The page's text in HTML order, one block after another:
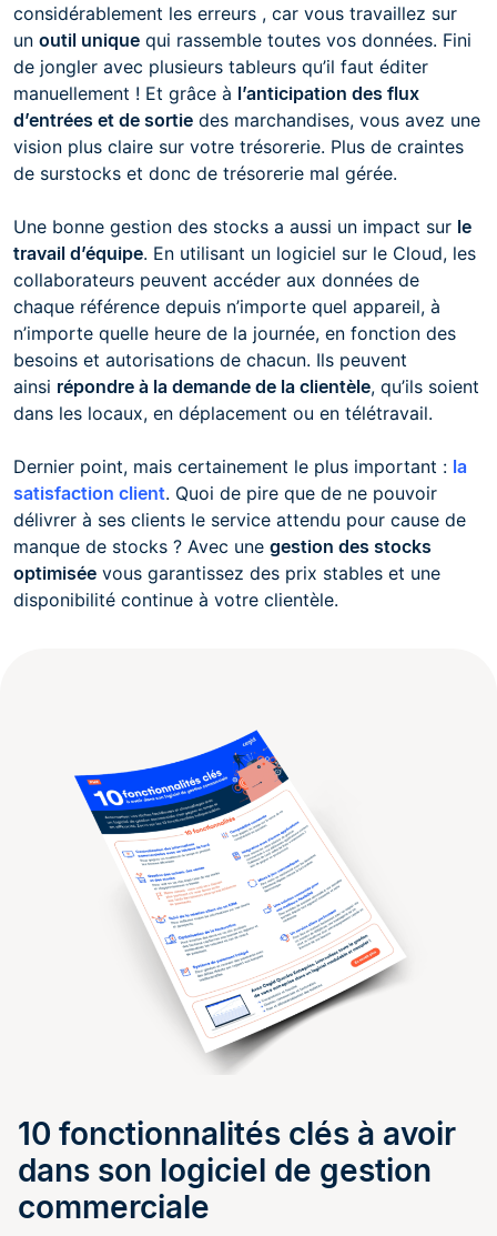
considérablement les erreurs , car vous travaillez sur
un outil unique qui rassemble toutes vos données. Fini
de jongler avec plusieurs tableurs qu’il faut éditer
manuellement ! Et grâce à l’anticipation des flux
d’entrées et de sortie des marchandises, vous avez une
vision plus claire sur votre trésorerie. Plus de craintes
de surstocks et donc de trésorerie mal gérée.
Une bonne gestion des stocks a aussi un impact sur le
travail d’équipe. En utilisant un logiciel sur le Cloud, les
collaborateurs peuvent accéder aux données de
chaque référence depuis n’importe quel appareil, à
n’importe quelle heure de la journée, en fonction des
besoins et autorisations de chacun. Ils peuvent
ainsi répondre à la demande de la clientèle, qu’ils soient
dans les locaux, en déplacement ou en télétravail.
Dernier point, mais certainement le plus important : la
satisfaction client. Quoi de pire que de ne pouvoir
délivrer à ses clients le service attendu pour cause de
manque de stocks ? Avec une gestion des stocks
optimisée vous garantissez des prix stables et une
disponibilité continue à votre clientèle.
10 fonctionnalités clés à avoir
dans son logiciel de gestion
commerciale